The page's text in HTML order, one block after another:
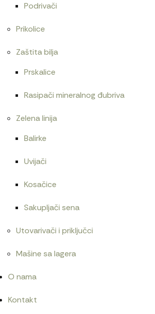
Podrivači
Prikolice
Zaštita bilja
Prskalice
Rasipači mineralnog đubriva
Zelena linija
Balirke
Uvijači
Kosačice
Sakupljači sena
Utovarivači i priključci
Mašine sa lagera
O nama
Kontakt